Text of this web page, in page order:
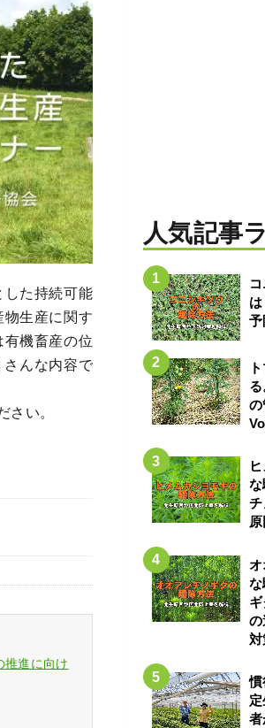
した持続可能
生産に関す
機畜産の位
さんな内容で
さい。
推進に向け
人気記事
な